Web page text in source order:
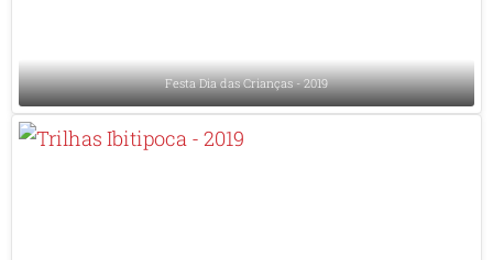
Festa Dia das Crianças - 2019